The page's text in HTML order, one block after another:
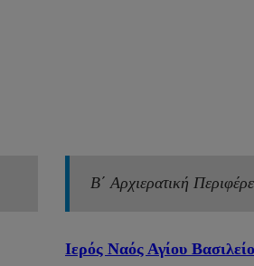
Β΄ Αρχιερατική
Ιερός Ναός Αγίου